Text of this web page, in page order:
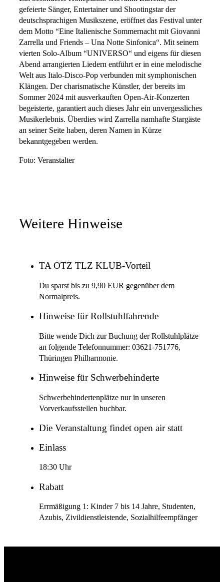
gefeierte Sänger, Entertainer und Shootingstar der
deutschsprachigen Musikszene, eröffnet das Festival unter
dem Motto “Eine Italienische Sommernacht mit Giovanni
Zarrella und Friends – Una Notte Sinfonica“. Mit seinem
vierten Solo-Album “UNIVERSO“ und eigens für diesen
Abend arrangierten Liedern entführt er in eine melodische
Welt aus Italo-Disco-Pop verbunden mit symphonischen
Klängen. Der charismatische Künstler, der bereits im
Sommer 2024 mit ausverkauften Open-Air-Konzerten
begeisterte, garantiert auch dieses Jahr ein unvergessliches
Musikerlebnis. Überdies wird Zarrella namhafte Stargäste
an seiner Seite haben, deren Namen in Kürze
bekanntgegeben werden.
Foto: Veranstalter
Weitere Hinweise
TA OTZ TLZ KLUB-Vorteil
Du sparst bis zu 9,90 EUR gegenüber dem
Normalpreis.
Hinweise für Rollstuhlfahrende
Bitte wende Dich zur Buchung der Rollstuhlplätze
an folgende Telefonnummer: 03621-751776,
Thüringen Philharmonie.
Hinweise für Schwerbehinderte
Schwerbehindertenplätze nur in unseren
Vorverkaufsstellen buchbar.
Die Veranstaltung findet open air statt
Einlass
18:30 Uhr
Rabatt
Errmäßigung 1: Kinder 7 bis 14 Jahre, Studenten,
Azubis, Zivildienstleistende, Sozialhilfeempfänger